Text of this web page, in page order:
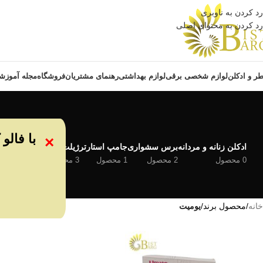
رد کردن به ناوبری
رد کردن به محتوای اصلی
و ادکلنلوازم شخصی برقیلوازم بهداشتیرهنمای مشتریانفروشگاهمجله
ادکلن زنانه و مردانه
0 محصول
برس سشواری
2 محصول
جامپ استارتر
1 محصول
ژیلت
3 محصول
سری مسواک
خانه/محصول برند/یومیت
× با